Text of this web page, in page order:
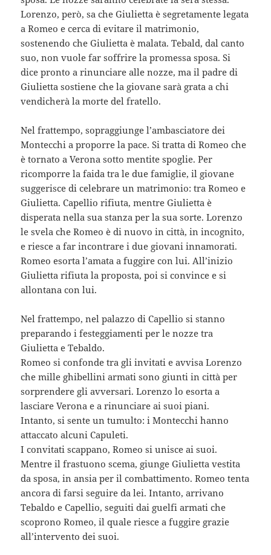
Lorenzo, però, sa che Giulietta è segretamente legata
a Romeo e cerca di evitare il matrimonio,
sostenendo che Giulietta è malata. Tebald, dal canto
suo, non vuole far soffrire la promessa sposa. Si
dice pronto a rinunciare alle nozze, ma il padre di
Giulietta sostiene che la giovane sarà grata a chi
vendicherà la morte del fratello.
Nel frattempo, sopraggiunge l’ambasciatore dei
Montecchi a proporre la pace. Si tratta di Romeo che
è tornato a Verona sotto mentite spoglie. Per
ricomporre la faida tra le due famiglie, il giovane
suggerisce di celebrare un matrimonio: tra Romeo e
Giulietta. Capellio rifiuta, mentre Giulietta è
disperata nella sua stanza per la sua sorte. Lorenzo
le svela che Romeo è di nuovo in città, in incognito,
e riesce a far incontrare i due giovani innamorati.
Romeo esorta l’amata a fuggire con lui. All’inizio
Giulietta rifiuta la proposta, poi si convince e si
allontana con lui.
Nel frattempo, nel palazzo di Capellio si stanno
preparando i festeggiamenti per le nozze tra
Giulietta e Tebaldo.
Romeo si confonde tra gli invitati e avvisa Lorenzo
che mille ghibellini armati sono giunti in città per
sorprendere gli avversari. Lorenzo lo esorta a
lasciare Verona e a rinunciare ai suoi piani.
Intanto, si sente un tumulto: i Montecchi hanno
attaccato alcuni Capuleti.
I convitati scappano, Romeo si unisce ai suoi.
Mentre il frastuono scema, giunge Giulietta vestita
da sposa, in ansia per il combattimento. Romeo tenta
ancora di farsi seguire da lei. Intanto, arrivano
Tebaldo e Capellio, seguiti dai guelfi armati che
scoprono Romeo, il quale riesce a fuggire grazie
all’intervento dei suoi.